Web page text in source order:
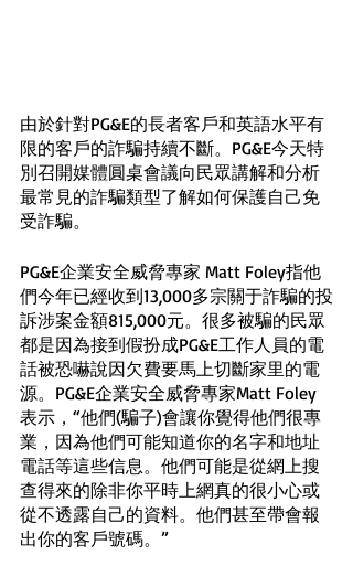
由於針對PG&E的長者客戶和英語水平有
限的客戶的詐騙持續不斷。PG&E今天特
別召開媒體圓桌會議向民眾講解和分析
最常見的詐騙類型了解如何保護自己免
受詐騙。
PG&E企業安全威脅專家 Matt Foley指他
們今年已經收到13,000多宗關于詐騙的投
訴涉案金額815,000元。很多被騙的民眾
都是因為接到假扮成PG&E工作人員的電
話被恐嚇說因欠費要馬上切斷家里的電
源。PG&E企業安全威脅專家Matt Foley
表示，“他們(騙子)會讓你覺得他們很專
業，因為他們可能知道你的名字和地址
電話等這些信息。他們可能是從網上搜
查得來的除非你平時上網真的很小心或
從不透露自己的資料。他們甚至帶會報
出你的客戶號碼。”